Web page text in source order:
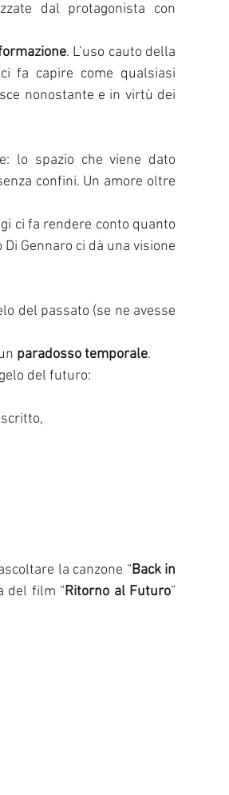
dal protagonista con
. L’uso cauto della
fa capire come qualsiasi
nonostante e in virtù dei
lo spazio che viene dato
confini. Un amore oltre
ci fa rendere conto quanto
Gennaro ci dà una visione
del passato (se ne avesse
paradosso temporale.
del futuro:
la canzone “Back in
del film “Ritorno al Futuro”